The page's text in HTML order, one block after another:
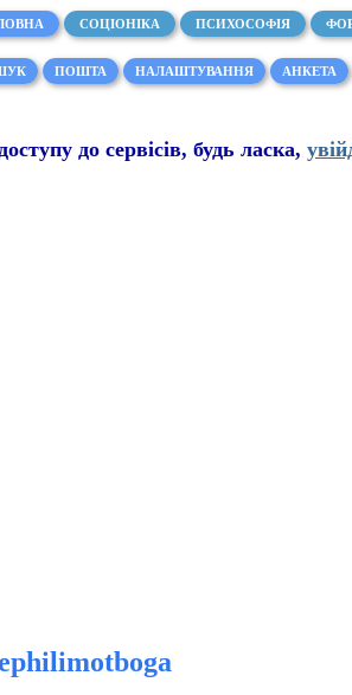
СОЦІОНІКА ПСИХОСОФІЯ
ПОШТА НАЛАШТУВАННЯ АНКЕТА
до сервісів, будь ласка,